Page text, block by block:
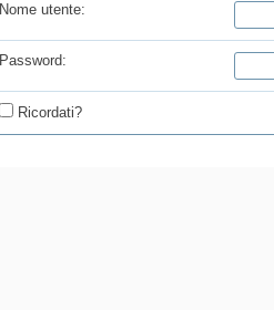
Nome utente:
Password:
Ricordati?